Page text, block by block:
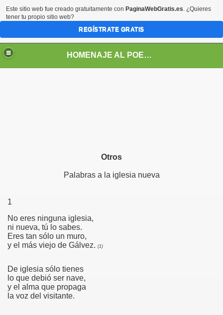
HOMENAJE AL POETA ARGENTINO JOSE PEDRONI
Otros
Palabras a la iglesia nueva
1
No eres ninguna iglesia,
ni nueva, tú lo sabes.
Eres tan sólo un muro,
y el más viejo de Gálvez. (1)
De iglesia sólo tienes
lo que debió ser nave,
y el alma que propaga
la voz del visitante.
DE JOSE PEDRONI
Este sitio web fue creado gratuitamente con PaginaWebGratis.es. ¿Quieres
tener tu propio sitio web?
REGÍSTRATE GRATIS